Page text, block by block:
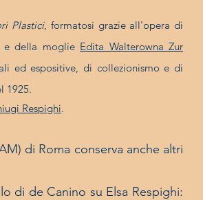
Plastici, formatosi grazie all'opera di
della moglie Edita Walterowna Zur
ed espositive, di collezionismo e di
1925.
Respighi.
di Roma conserva anche altri
di de Canino su Elsa Respighi: